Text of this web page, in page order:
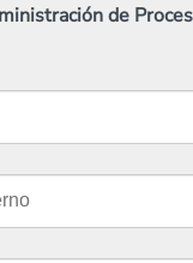
de